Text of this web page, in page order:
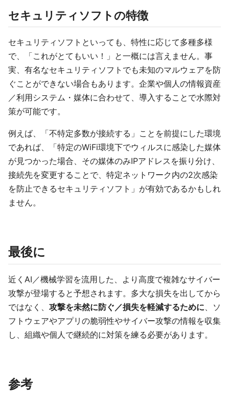
セキュリティソフトの特徴
セキュリティソフトといっても、特性に応じて多種多様
で、「これがとてもいい！」と一概には言えません。事
実、有名なセキュリティソフトでも未知のマルウェアを防
ぐことができない場合もあります。企業や個人の情報資産
／利用システム・媒体に合わせて、導入することで水際対
策が可能です。
例えば、「不特定多数が接続する」ことを前提にした環境
であれば、「特定のWiFi環境下でウィルスに感染した媒体
が見つかった場合、その媒体のみIPアドレスを振り分け、
接続先を変更することで、特定ネットワーク内の2次感染
を防止できるセキュリティソフト」が有効であるかもしれ
ません。
最後に
近くAI／機械学習を流用した、より高度で複雑なサイバー
攻撃が登場すると予想されます。多大な損失を出してから
ではなく、 攻撃を未然に防ぐ／損失を軽減するために、ソ
フトウェアやアプリの脆弱性やサイバー攻撃の情報を収集
し、組織や個人で継続的に対策を練る必要があります。
参考